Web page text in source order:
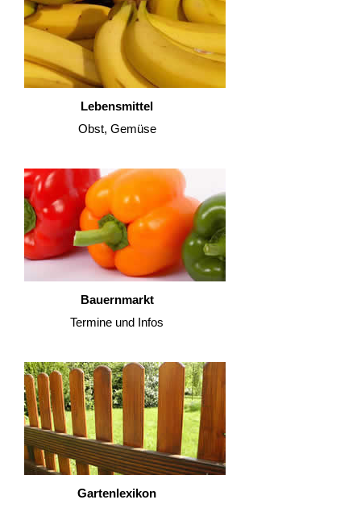
Lebensmittel
Obst, Gemüse
Bauernmarkt
Termine und Infos
Gartenlexikon